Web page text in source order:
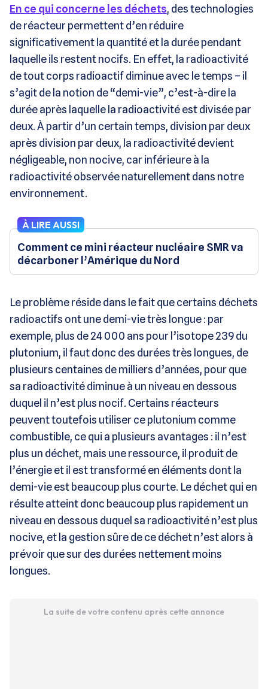
En ce qui concerne les déchets, des technologies
de réacteur permettent d’en réduire
significativement la quantité et la durée pendant
laquelle ils restent nocifs. En effet, la radioactivité
de tout corps radioactif diminue avec le temps – il
s’agit de la notion de “demi-vie”, c’est-à-dire la
durée après laquelle la radioactivité est divisée par
deux. À partir d’un certain temps, division par deux
après division par deux, la radioactivité devient
négligeable, non nocive, car inférieure à la
radioactivité observée naturellement dans notre
environnement.
À LIRE AUSSI
Comment ce mini réacteur nucléaire SMR va
décarboner l’Amérique du Nord
Le problème réside dans le fait que certains déchets
radioactifs ont une demi-vie très longue : par
exemple, plus de 24 000 ans pour l’isotope 239 du
plutonium, il faut donc des durées très longues, de
plusieurs centaines de milliers d’années, pour que
sa radioactivité diminue à un niveau en dessous
duquel il n’est plus nocif. Certains réacteurs
peuvent toutefois utiliser ce plutonium comme
combustible, ce qui a plusieurs avantages : il n’est
plus un déchet, mais une ressource, il produit de
l’énergie et il est transformé en éléments dont la
demi-vie est beaucoup plus courte. Le déchet qui en
résulte atteint donc beaucoup plus rapidement un
niveau en dessous duquel sa radioactivité n’est plus
nocive, et la gestion sûre de ce déchet n’est alors à
prévoir que sur des durées nettement moins
longues.
La suite de votre contenu après cette annonce